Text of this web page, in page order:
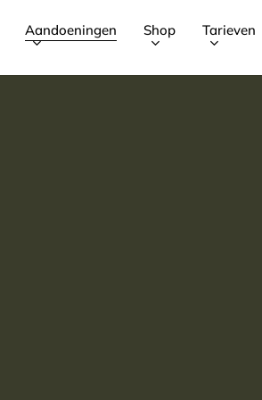
Aandoeningen Shop Tarieven
Winkelmand